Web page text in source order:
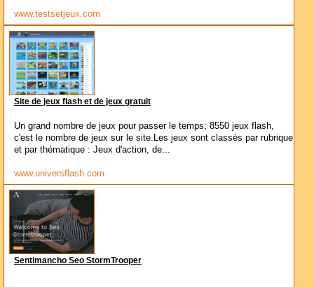
www.testsetjeux.com
Site de jeux flash et de jeux gratuit
Un grand nombre de jeux pour passer le temps; 8550 jeux flash,
c'est le nombre de jeux sur le site.Les jeux sont classés par rubrique
et par thématique : Jeux d'action, de...
www.universflash.com
Sentimancho Seo StormTrooper